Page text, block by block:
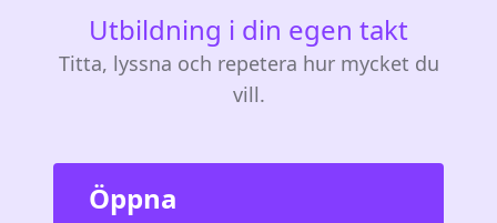
Utbildning i din egen takt
Titta, lyssna och repetera hur mycket du
vill.
Öppna